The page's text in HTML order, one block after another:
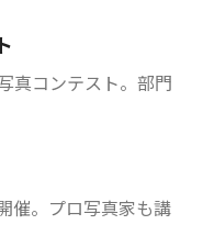
真コンテスト。部門
催。プロ写真家も講